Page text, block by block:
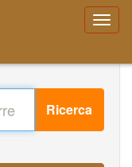
Ricerca